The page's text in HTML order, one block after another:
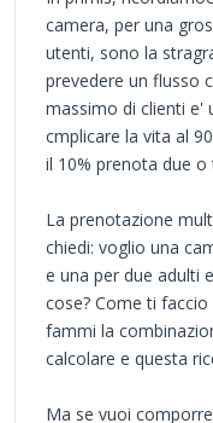
camera, per una
utenti, sono la
prevedere un flusso
massimo di clienti e'
cmplicare la vita al
il 10% prenota due o
La prenotazione
chiedi: voglio una
e una per due adulti
cose? Come ti faccio
fammi la
calcolare e questa
Ma se vuoi